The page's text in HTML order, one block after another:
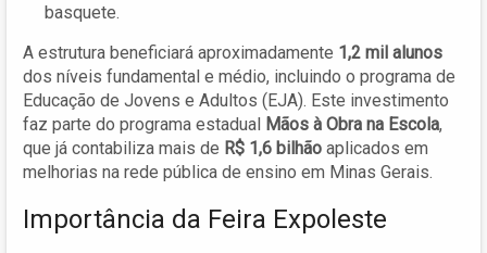
basquete.
A estrutura beneficiará aproximadamente 1,2 mil alunos
dos níveis fundamental e médio, incluindo o programa de
Educação de Jovens e Adultos (EJA). Este investimento
faz parte do programa estadual Mãos à Obra na Escola,
que já contabiliza mais de R$ 1,6 bilhão aplicados em
melhorias na rede pública de ensino em Minas Gerais.
Importância da Feira Expoleste